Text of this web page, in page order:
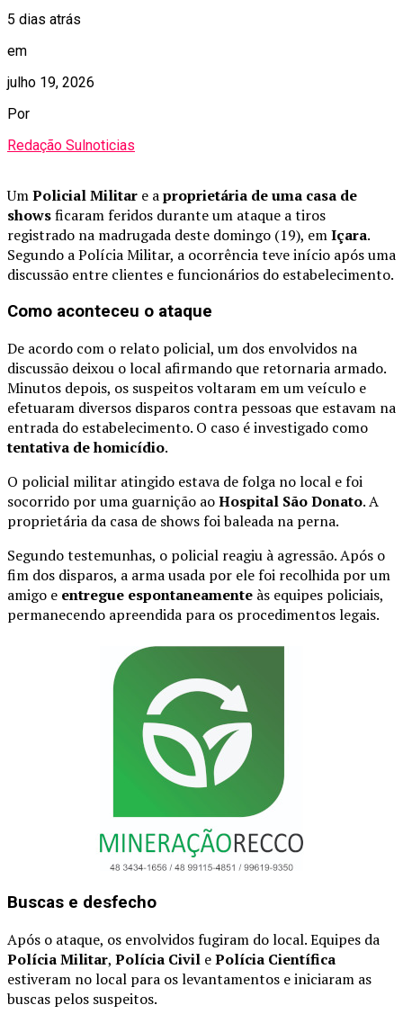
5 dias atrás
em
julho 19, 2026
Por
Redação Sulnoticias
UmPolicial Militar e aproprietária de uma casa de
showsficaram feridos durante um ataque a tiros
registrado na madrugada deste domingo (19), emIçara.
Segundo a Polícia Militar, a ocorrência teve início após uma
discussão entre clientes e funcionários do estabelecimento.
Como aconteceu o ataque
De acordo com o relato policial, um dos envolvidos na
discussão deixou o local afirmando que retornaria armado.
Minutos depois, os suspeitos voltaram em um veículo e
efetuaram diversos disparos contra pessoas que estavam na
entrada do estabelecimento. O caso é investigado como
tentativa de homicídio.
O policial militar atingido estava de folga no local e foi
socorrido por uma guarnição aoHospital São Donato. A
proprietária da casa de shows foi baleada na perna.
Segundo testemunhas, o policial reagiu à agressão. Após o
fim dos disparos, a arma usada por ele foi recolhida por um
amigo e entregue espontaneamente às equipes policiais,
permanecendo apreendida para os procedimentos legais.
Buscas e desfecho
Após o ataque, os envolvidos fugiram do local. Equipes da
Polícia Militar, Polícia Civil ePolícia Científica
estiveram no local para os levantamentos e iniciaram as
buscas pelos suspeitos.